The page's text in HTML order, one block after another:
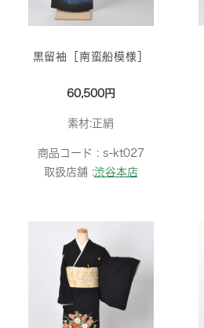
黒留袖［南蛮船模様］
60,500円
素材:正絹
商品コード : s-kt027
取扱店舗 :渋谷本店